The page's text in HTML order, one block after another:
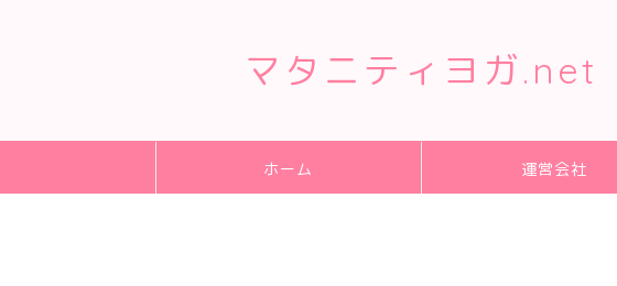
マタニティヨガ.net
ホーム 運営会社